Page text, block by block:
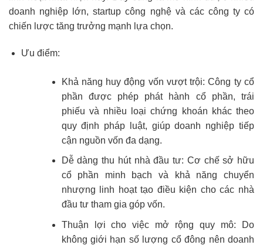
doanh nghiệp lớn, startup công nghệ và các công ty có
chiến lược tăng trưởng mạnh lựa chọn.
Ưu điểm:
Khả năng huy động vốn vượt trội: Công ty cổ
phần được phép phát hành cổ phần, trái
phiếu và nhiều loại chứng khoán khác theo
quy định pháp luật, giúp doanh nghiệp tiếp
cận nguồn vốn đa dạng.
Dễ dàng thu hút nhà đầu tư: Cơ chế sở hữu
cổ phần minh bạch và khả năng chuyển
nhượng linh hoạt tạo điều kiện cho các nhà
đầu tư tham gia góp vốn.
Thuận lợi cho việc mở rộng quy mô: Do
không giới hạn số lượng cổ đông nên doanh